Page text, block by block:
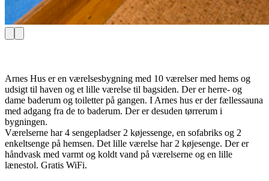
Arnes Hus er en værelsesbygning med 10 værelser med hems og
udsigt til haven og et lille værelse til bagsiden. Der er herre- og
dame baderum og toiletter på gangen. I Arnes hus er der fællessauna
med adgang fra de to baderum. Der er desuden tørrerum i
bygningen.
Værelserne har 4 sengepladser 2 køjessenge, en sofabriks og 2
enkeltsenge på hemsen. Det lille værelse har 2 køjesenge. Der er
håndvask med varmt og koldt vand på værelserne og en lille
lænestol. Gratis WiFi.